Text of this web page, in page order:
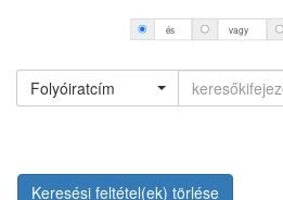
és vagy
Folyóiratcím
Keresési feltétel(ek) törlése